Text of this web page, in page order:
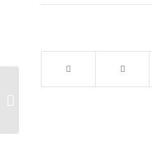
EDITH VUELVE AL TEATRO ARLEQUÍN